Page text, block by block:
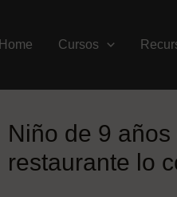
Home Cursos
Niño de 9
restaurante lo